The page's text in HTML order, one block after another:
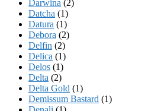
Darwina (2)
Datcha (1)
Datura (1)
Debora (2)
Delfin (2)
Delica (1)
Delos (1)
Delta (2)
Delta Gold (1)
Demissum Bastard (1)